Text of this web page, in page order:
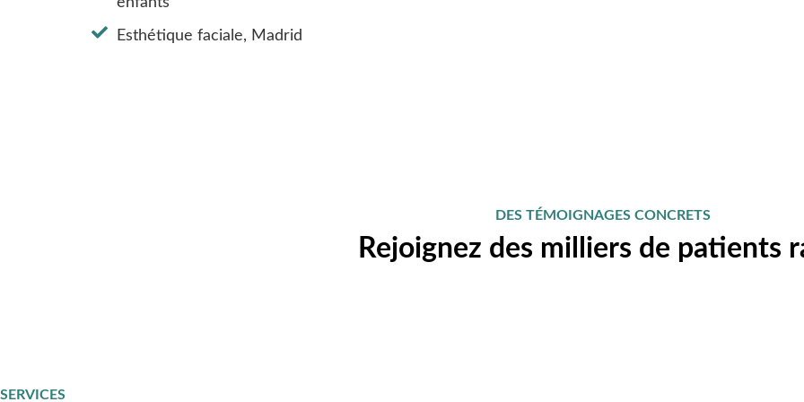
Esthétique faciale, Madrid
DES TÉMOIGNAGES CONCRETS
Rejoignez des milliers de patients
SERVICES